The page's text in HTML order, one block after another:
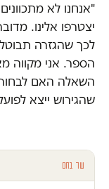
"אנחנו לא
יצטרפו אלינו.
לכך שהגזרה
הספר. אני מקווה
השאלה האם לבחור
שהגירוש ייצא
עוד בחם